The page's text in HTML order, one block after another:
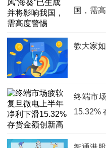
国，需
教大家
终端市
15.32%